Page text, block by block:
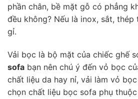
phần chân, bề mặt gỗ có phẳng
đều không? Nếu là inox, sắt,
gỉ.
Vải bọc là bộ mặt của chiếc ghế
sofa bạn nên chú ý đến vỏ bọc
chất liệu da hay nỉ, vải làm vỏ
chọn chất liệu bọc sofa phụ